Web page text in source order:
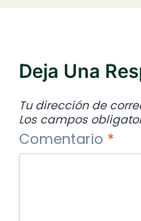
Deja Una
Tu dirección de
Los campos
Comentario *